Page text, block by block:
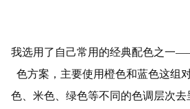
我选用了自己常用的经典配色之一
色方案，主要使用橙色和蓝色这组
色、米色、绿色等不同的色调层次